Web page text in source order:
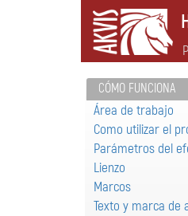
CÓMO FUNCIONA
Área de trabajo
Como utilizar el
Parámetros del
Lienzo
Marcos
Texto y marca de